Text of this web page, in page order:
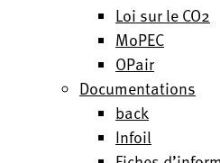
Loi sur le CO2
MoPEC
OPair
Documentations
back
Infoil